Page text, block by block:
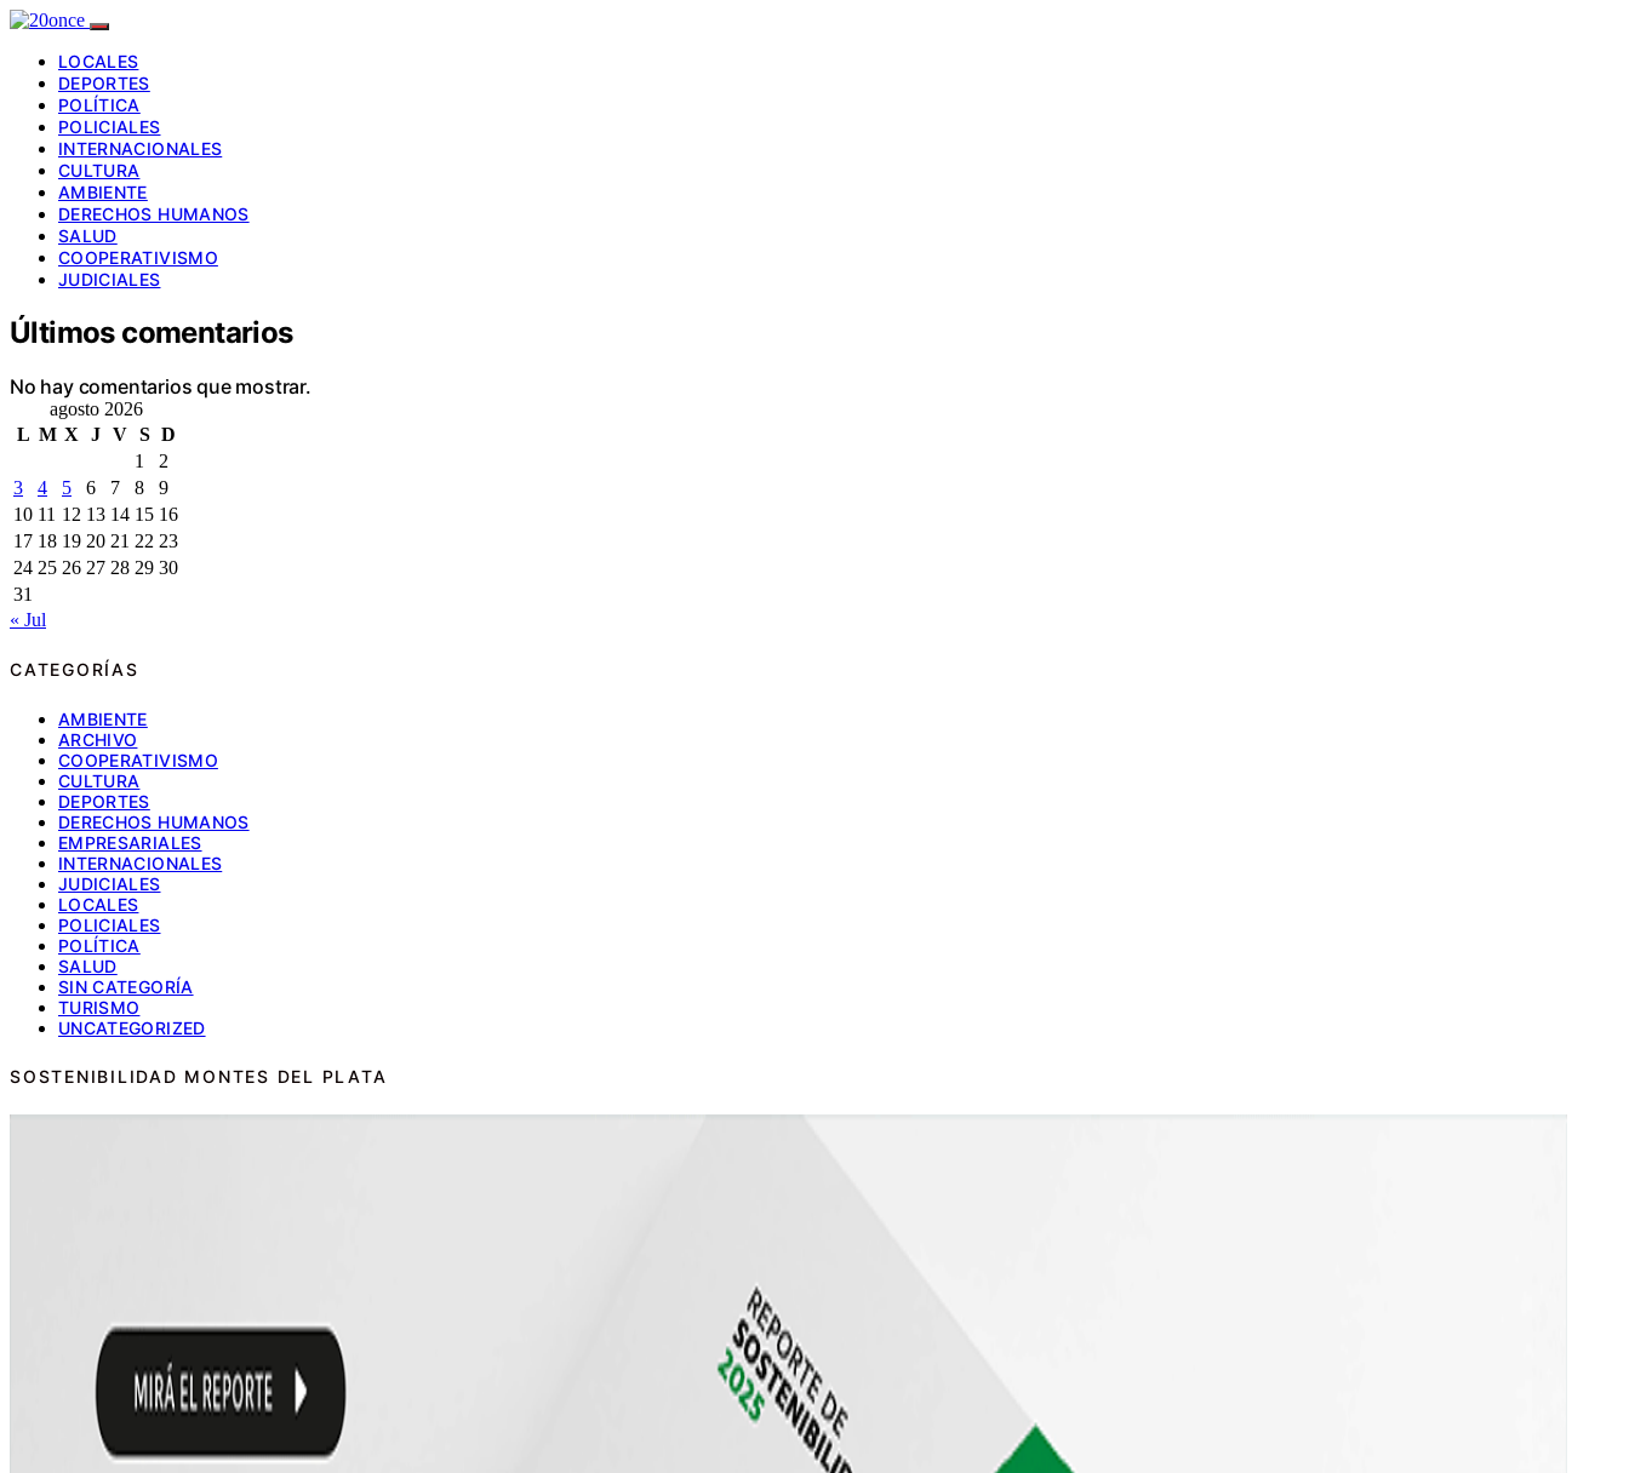
LOCALES
DEPORTES
POLÍTICA
POLICIALES
INTERNACIONALES
CULTURA
AMBIENTE
DERECHOS HUMANOS
SALUD
COOPERATIVISMO
JUDICIALES
Últimos comentarios
No hay comentarios que mostrar.
agosto 2026
L M X J V S D
1
2
3
4 5 6 7 8
9
10 11 12 13 14 15 16
17 18 19 20 21 22 23
24 25 26 27 28 29 30
31
« Jul
CATEGORÍAS
AMBIENTE
ARCHIVO
COOPERATIVISMO
CULTURA
DEPORTES
DERECHOS HUMANOS
EMPRESARIALES
INTERNACIONALES
JUDICIALES
LOCALES
POLICIALES
POLÍTICA
SALUD
SIN CATEGORÍA
TURISMO
UNCATEGORIZED
SOSTENIBILIDAD MONTES DEL PLATA